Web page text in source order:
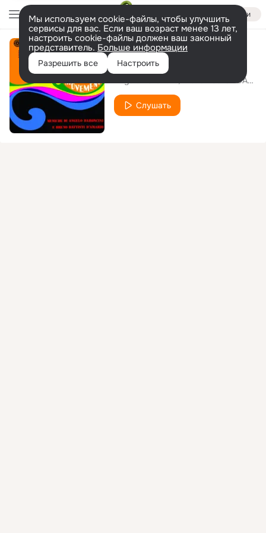
Войти
Мы используем cookie-файлы, чтобы улучшить
сервисы для вас. Если ваш возраст менее 13 лет,
настроить cookie-файлы должен ваш законный
представитель. Больше информации
Разрешить все Настроить
Hands Up
Bruno Battisti DAmario
Слушать